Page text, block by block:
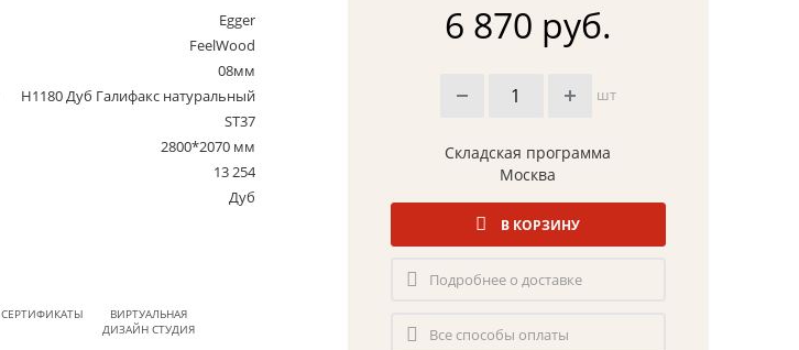
Egger
FeelWood
08мм
H1180 Дуб Галифакс натуральный
ST37
2800*2070 мм
13 254
Дуб
СЕРТИФИКАТЫ
ВИРТУАЛЬНАЯ
ДИЗАЙН СТУДИЯ
6 870 руб.
шт
Складская программа
Москва
В КОРЗИНУ
Подробнее о доставке
Все способы оплаты